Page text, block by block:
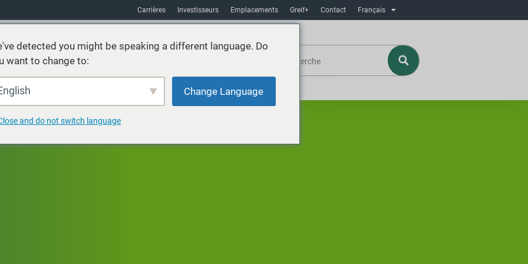
Carrières Investisseurs Emplacements Greif+ Contact Français
Durabilité
detected you might be speaking a different language. Do
want to change to:
Change Language
and do not switch language